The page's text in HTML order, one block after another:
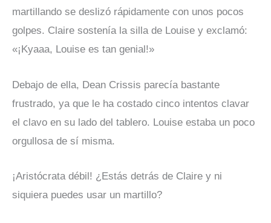
martillando se deslizó rápidamente con unos pocos
golpes. Claire sostenía la silla de Louise y exclamó:
«¡Kyaaa, Louise es tan genial!»
Debajo de ella, Dean Crissis parecía bastante
frustrado, ya que le ha costado cinco intentos clavar
el clavo en su lado del tablero. Louise estaba un poco
orgullosa de sí misma.
¡Aristócrata débil! ¿Estás detrás de Claire y ni
siquiera puedes usar un martillo?